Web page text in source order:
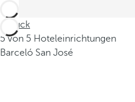
Zurück
5 von 5 Hoteleinrichtungen
Barceló San José